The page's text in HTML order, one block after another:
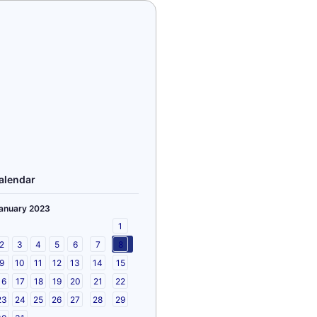
2023
1
3 4 5 6 7
8
10 11 12 13 14
15
17 18 19 20 21
22
24 25 26 27 28
29